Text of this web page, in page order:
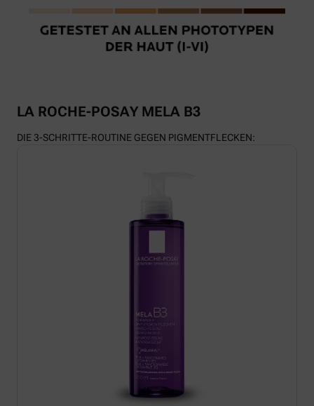
LA ROCHE-POSAY MELA B3
DIE 3-SCHRITTE-ROUTINE GEGEN PIGMENTFLECKEN: